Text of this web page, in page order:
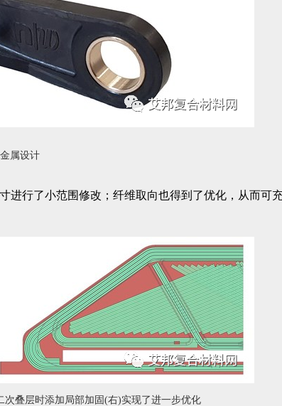
属设计
行了小范围修改；纤维取向也得到了优化，从而可
叠层时添加局部加固(右)实现了进一步优化